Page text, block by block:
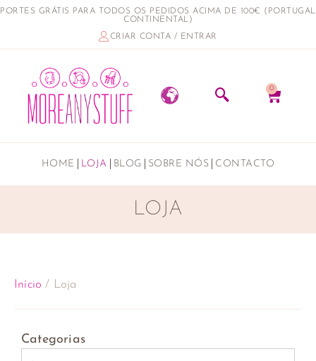
PORTES GRÁTIS PARA TODOS OS PEDIDOS ACIMA DE 100€ (PORTUGAL
CONTINENTAL)
CRIAR CONTA / ENTRAR
0
HOME LOJA BLOG SOBRE NÓS CONTACTO
LOJA
Início / Loja
Categorias